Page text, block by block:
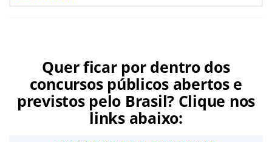
Quer ficar por dentro dos
concursos públicos abertos e
previstos pelo Brasil? Clique nos
links abaixo: